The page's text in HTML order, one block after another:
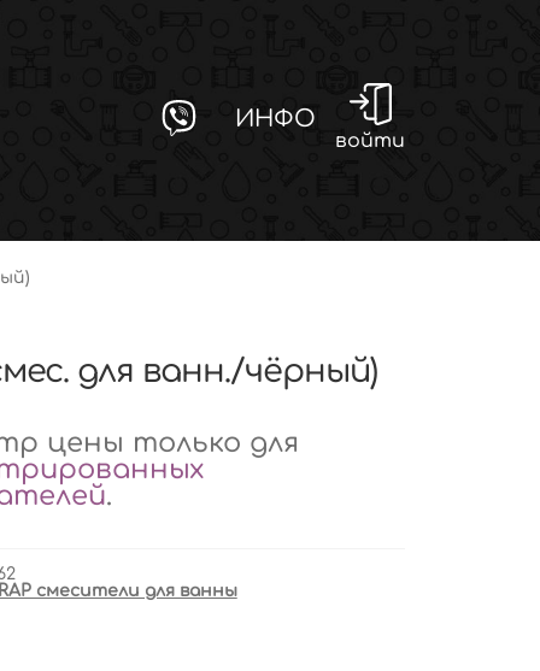
ИНФО
войти
для ванн./чёрный)
цены только для
.
смесители для ванны